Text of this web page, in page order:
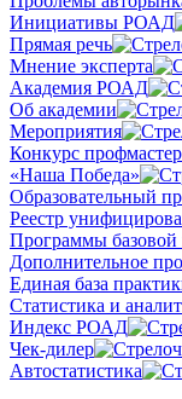
Инициативы РОАД
Прямая речь
Мнение эксперта
Академия РОАД
Об академии
Мероприятия
Конкурс
«Наша Победа»
Образовательный
Реестр
Программы базовой
Дополнительное
Единая база
Статистика и
Индекс РОАД
Чек-дилер
Автостатистика